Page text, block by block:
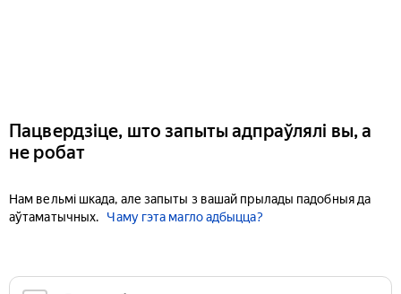
Пацвердзіце, што запыты адпраўлялі вы, а
не робат
Нам вельмі шкада, але запыты з вашай прылады падобныя да
аўтаматычных.
Чаму гэта магло адбыцца?